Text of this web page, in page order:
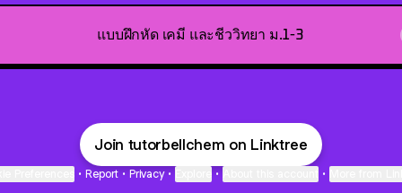
แบบฝึกหัด เคมี และชีววิทยา ม.1-3
Join tutorbellchem on Linktree
• Report • Privacy • • •